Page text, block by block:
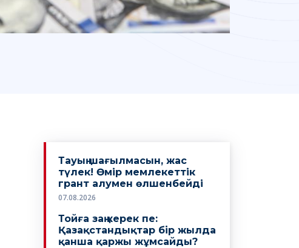
Тауың шағылмасын, жас
түлек! Өмiр мемлекеттiк
грант алумен өлшенбейдi
07.08.2026
Тойға заң керек пе:
Қазақстандықтар бір жылда
қанша қаржы жұмсайды?